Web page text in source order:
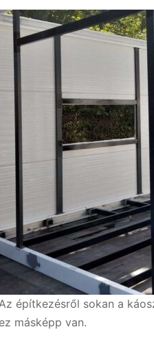
építkezésről sokan a
ez másképp van.